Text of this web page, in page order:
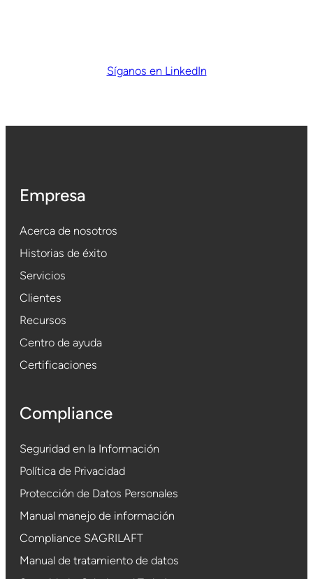
Síganos en LinkedIn
Empresa
Acerca de nosotros
Historias de éxito
Servicios
Clientes
Recursos
Centro de ayuda
Certificaciones
Compliance
Seguridad en la Información
Política de Privacidad
Protección de Datos Personales
Manual manejo de información
Compliance SAGRILAFT
Manual de tratamiento de datos